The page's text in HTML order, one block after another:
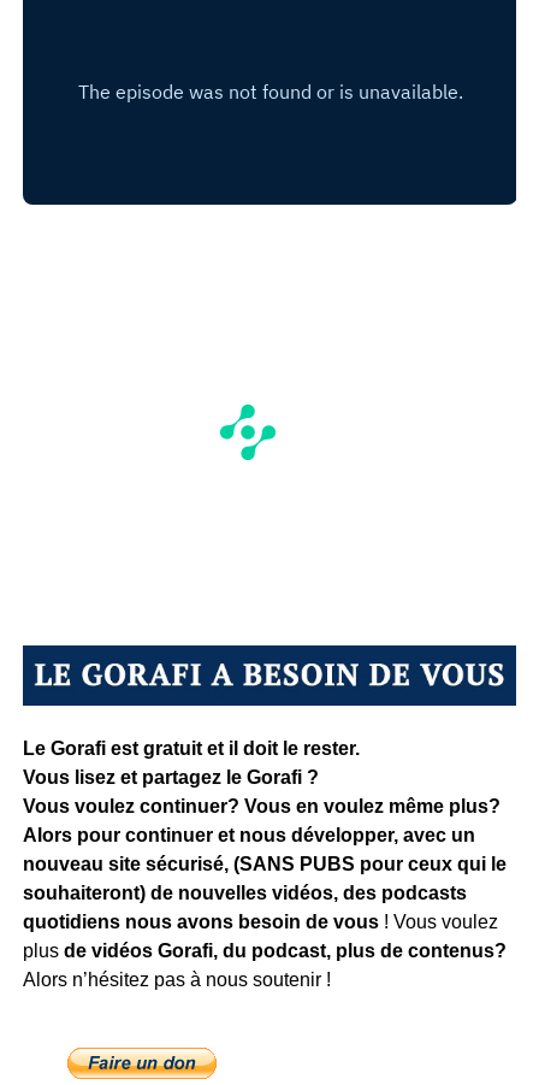
Le Gorafi est gratuit et il doit le rester.
Vous lisez et partagez le Gorafi ?
Vous voulez continuer? Vous en voulez même plus?
Alors pour continuer et nous développer, avec un
nouveau site sécurisé, (SANS PUBS pour ceux qui le
souhaiteront) de nouvelles vidéos, des podcasts
quotidiens nous avons besoin de vous ! Vous voulez
plus de vidéos Gorafi, du podcast, plus de contenus?
Alors n’hésitez pas à nous soutenir !